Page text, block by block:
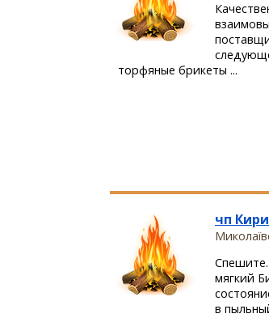
торфяные брикеты ...
чп
Спешите.
мягкий
в